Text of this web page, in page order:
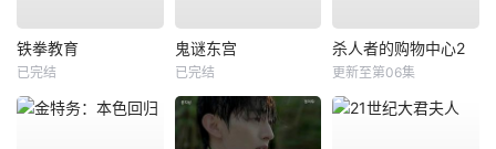
铁拳教育
已完结
鬼谜东宫
已完结
杀人者的购物中心2
更新至第06集